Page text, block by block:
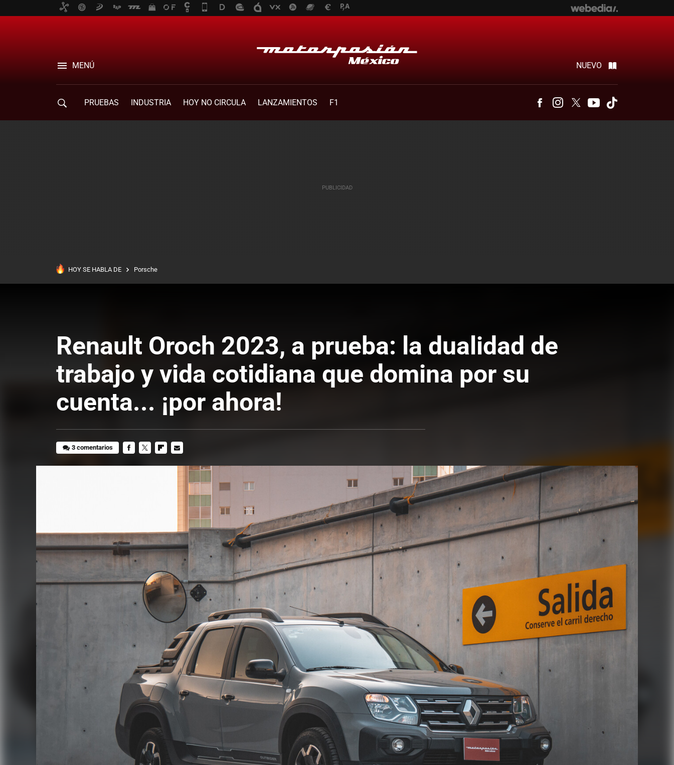
MENÚ NUEVO
PRUEBAS INDUSTRIA HOY NO CIRCULA LANZAMIENTOS F1 FacebookInstagram
Twitter Youtube
HOY SE HABLA DE Porsche
Renault Oroch 2023, a prueba: la dualidad de
trabajo y vida cotidiana que domina por su
cuenta... ¡por ahora!
3 comentarios